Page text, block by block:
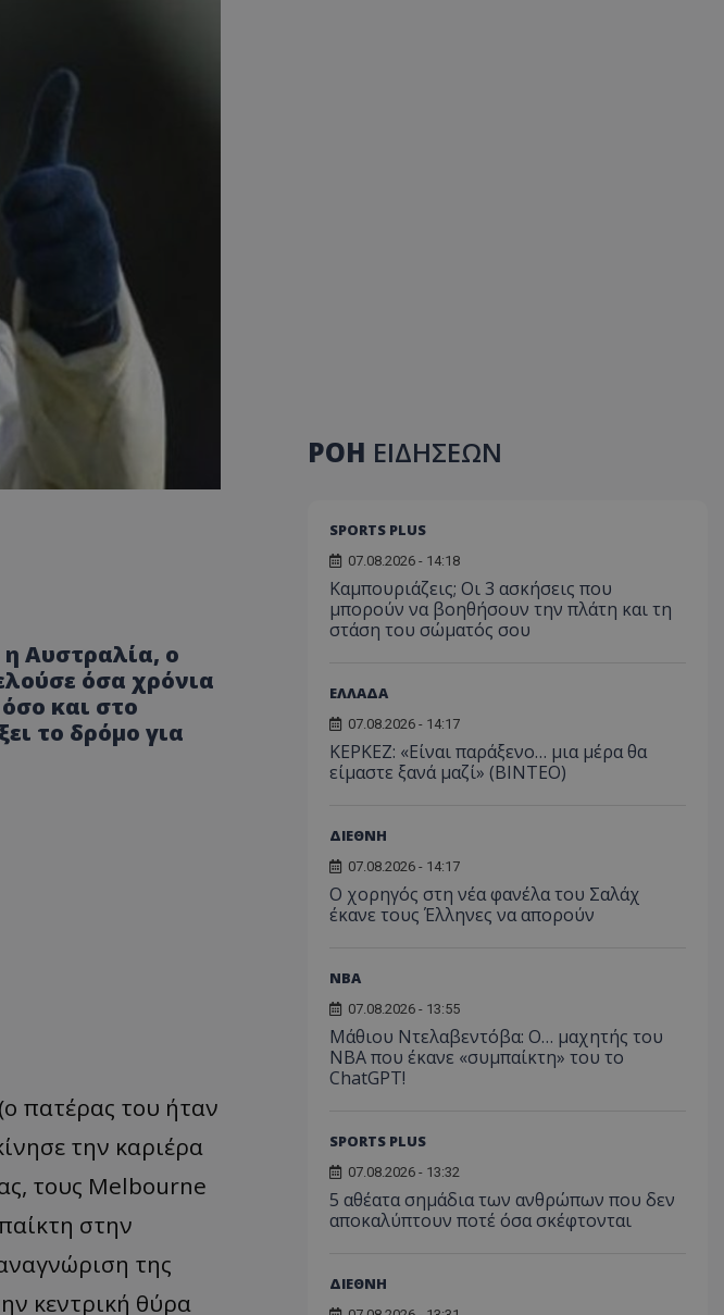
Αυστραλία, ο
όσα χρόνια
και στο
το δρόμο για
πατέρας του ήταν
την καριέρα
τους Melbourne
στην
της
κεντρική θύρα
ΡΟΗ ΕΙΔΗΣΕΩΝ
SPORTS PLUS
07.08.2026 - 14:18
Καμπουριάζεις; Οι 3 ασκήσεις που
μπορούν να βοηθήσουν την πλάτη και τη
στάση του σώματός σου
ΕΛΛΑΔΑ
07.08.2026 - 14:17
ΚΕΡΚΕΖ: «Είναι παράξενο… μια μέρα θα
είμαστε ξανά μαζί» (BINTEO)
ΔΙΕΘΝΗ
07.08.2026 - 14:17
Ο χορηγός στη νέα φανέλα του Σαλάχ
έκανε τους Έλληνες να απορούν
NBA
07.08.2026 - 13:55
Μάθιου Ντελαβεντόβα: Ο… μαχητής του
NBA που έκανε «συμπαίκτη» του το
ChatGPT!
SPORTS PLUS
07.08.2026 - 13:32
5 αθέατα σημάδια των ανθρώπων που δεν
αποκαλύπτουν ποτέ όσα σκέφτονται
ΔΙΕΘΝΗ